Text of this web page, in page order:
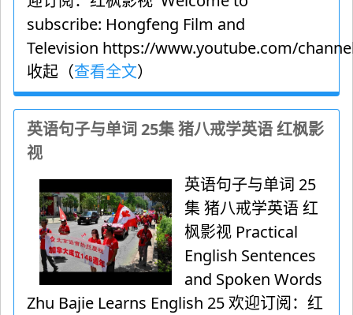
subscribe: Hongfeng Film and
Television https://www.youtube.com/
收起（查看全文）
英语句子与单词 25集 猪八戒学英语 红枫影
视
英语句子与单词 25
集 猪八戒学英语 红
枫影视 Practical
English Sentences
and Spoken Words
Zhu Bajie Learns English 25 欢迎订阅：红